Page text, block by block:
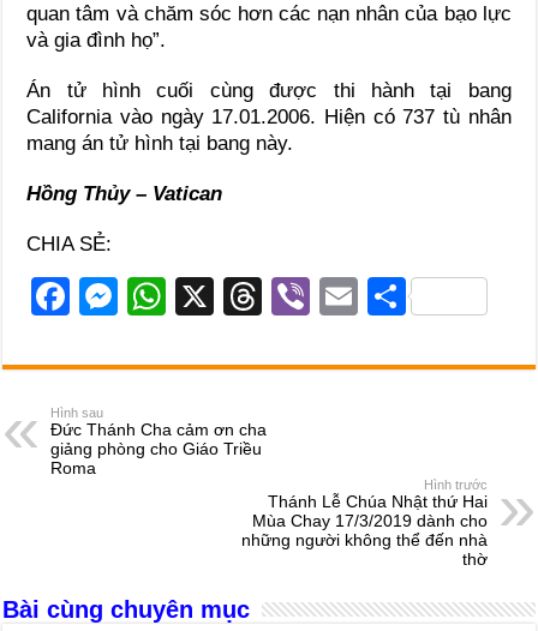
quan tâm và chăm sóc hơn các nạn nhân của bạo lực
và gia đình họ”.
Án tử hình cuối cùng được thi hành tại bang
California vào ngày 17.01.2006. Hiện có 737 tù nhân
mang án tử hình tại bang này.
Hồng Thủy – Vatican
CHIA SẺ:
F
c
e
b
o
M
ss
n
W
at
A
X
T
e
d
s
Vi
er
E
ail
S
ar
Hình sau
Đức Thánh Cha cảm ơn cha
giảng phòng cho Giáo Triều
Roma
Hình trước
Thánh Lễ Chúa Nhật thứ Hai
Mùa Chay 17/3/2019 dành cho
những người không thể đến nhà
thờ
Bài cùng chuyên mục